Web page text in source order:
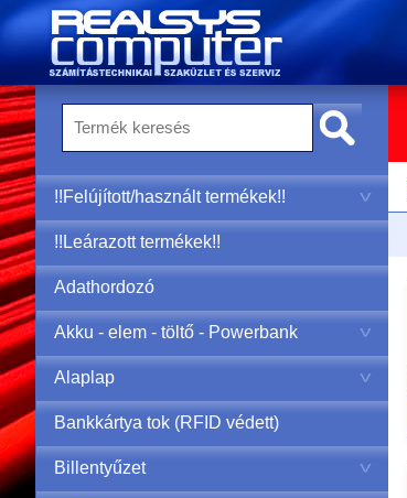
!!Felújított/használt termékek!!
!!Leárazott termékek!!
Adathordozó
Akku - elem - töltő - Powerbank
Alaplap
Bankkártya tok (RFID védett)
Billentyűzet